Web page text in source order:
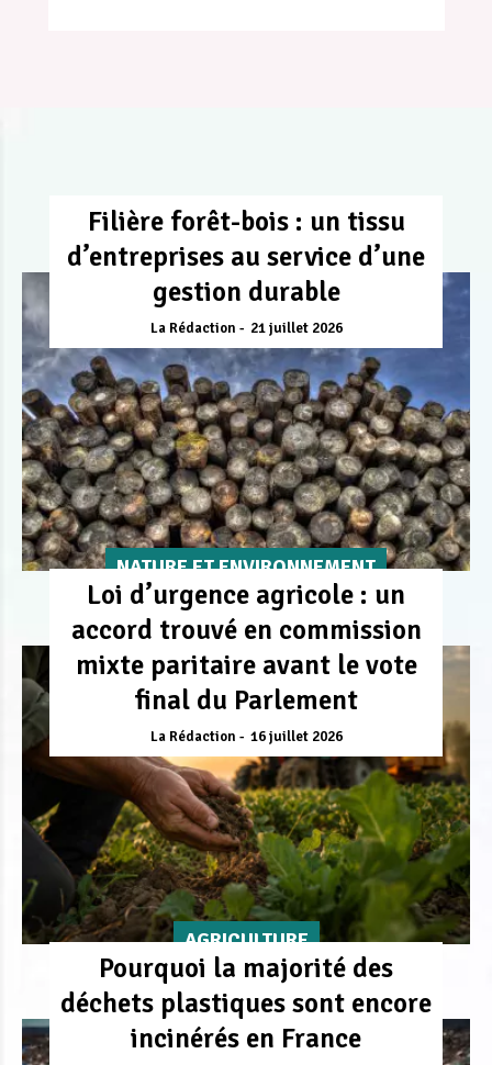
Filière forêt-bois : un tissu
d’entreprises au service d’une
gestion durable
La Rédaction 21 juillet 2026
NATURE ET ENVIRONNEMENT
Loi d’urgence agricole : un
accord trouvé en commission
mixte paritaire avant le vote
final du Parlement
La Rédaction 16 juillet 2026
AGRICULTURE
Pourquoi la majorité des
déchets plastiques sont encore
incinérés en France